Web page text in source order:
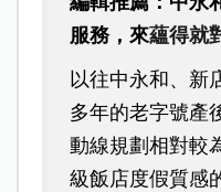
服務，來蘊得就
以往中永和、新
多年的老字號產
動線規劃相對較
級飯店度假質感